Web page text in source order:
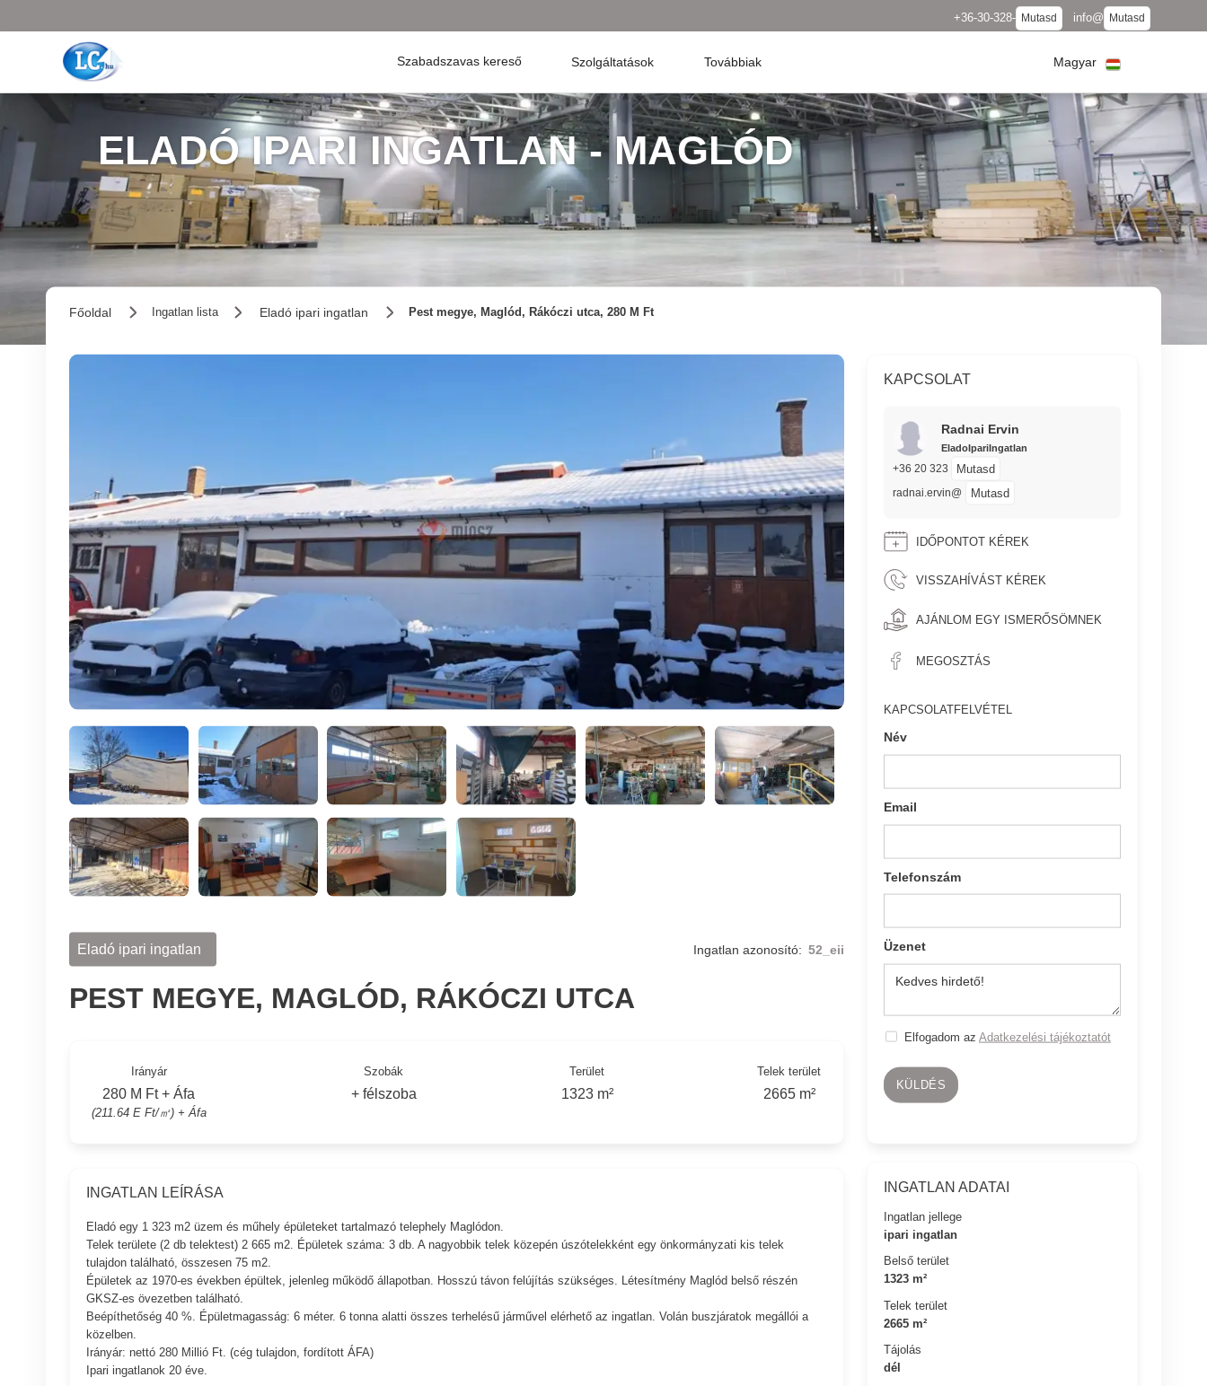
+36-30-328- Mutasd info@ Mutasd
Szabadszavas kereső Szolgáltatások Továbbiak Magyar
ELADÓ IPARI INGATLAN - MAGLÓD
Főoldal Ingatlan lista Eladó ipari ingatlan Pest megye, Maglód, Rákóczi utca, 280 M Ft
KAPCSOLAT
Radnai Ervin
EladoIpariIngatlan
+36 20 323 Mutasd
radnai.ervin@ Mutasd
IDŐPONTOT KÉREK
VISSZAHÍVÁST KÉREK
AJÁNLOM EGY ISMERŐSÖMNEK
MEGOSZTÁS
KAPCSOLATFELVÉTEL
Név
Email
Telefonszám
Üzenet
Elfogadom az Adatkezelési tájékoztatót
KÜLDÉS
INGATLAN ADATAI
Ingatlan jellege
ipari ingatlan
Belső terület
1323 m²
Telek terület
2665 m²
Tájolás
dél
Eladó ipari ingatlan Ingatlan azonosító: 52_eii
PEST MEGYE, MAGLÓD, RÁKÓCZI UTCA
Irányár
280 M Ft + Áfa
(211.64 E Ft/㎡) + Áfa
Szobák
+ félszoba
Terület
1323 m²
Telek terület
2665 m²
INGATLAN LEÍRÁSA
Eladó egy 1 323 m2 üzem és műhely épületeket tartalmazó telephely Maglódon.
Telek területe (2 db telektest) 2 665 m2. Épületek száma: 3 db. A nagyobbik telek közepén úszótelekként egy önkormányzati kis telek
tulajdon található, összesen 75 m2.
Épületek az 1970-es években épültek, jelenleg működő állapotban. Hosszú távon felújítás szükséges. Létesítmény Maglód belső részén
GKSZ-es övezetben található.
Beépíthetőség 40 %. Épületmagasság: 6 méter. 6 tonna alatti összes terhelésű járművel elérhető az ingatlan. Volán buszjáratok megállói a
közelben.
Irányár: nettó 280 Millió Ft. (cég tulajdon, fordított ÁFA)
Ipari ingatlanok 20 éve.